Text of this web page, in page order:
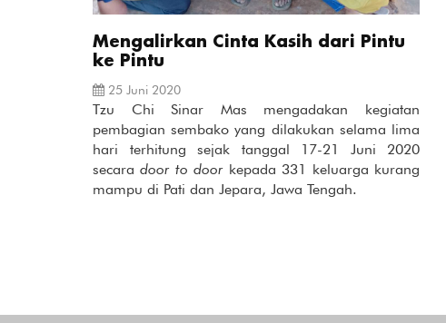
Mengalirkan Cinta Kasih dari Pintu
ke Pintu
25 Juni 2020
Tzu Chi Sinar Mas mengadakan kegiatan
pembagian sembako yang dilakukan selama lima
hari terhitung sejak tanggal 17-21 Juni 2020
secaradoor to doorkepada 331 keluarga kurang
mampu di Pati dan Jepara, Jawa Tengah.